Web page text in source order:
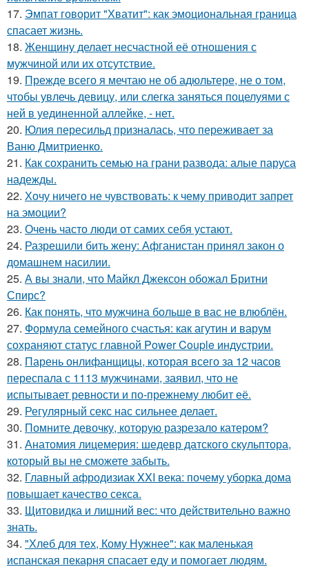
17. Эмпат говорит "Хватит": как эмоциональная граница
спасает жизнь.
18. Женщину делает несчастной её отношения с
мужчиной или их отсутствие.
19. Прежде всего я мечтаю не об адюльтере, не о том,
чтобы увлечь девицу, или слегка заняться поцелуями с
ней в уединенной аллейке, - нет.
20. Юлия пересильд призналась, что переживает за
Ваню Дмитриенко.
21. Как сохранить семью на грани развода: алые паруса
надежды.
22. Хочу ничего не чувствовать: к чему приводит запрет
на эмоции?
23. Очень часто люди от самих себя устают.
24. Разрешили бить жену: Афганистан принял закон о
домашнем насилии.
25. А вы знали, что Майкл Джексон обожал Бритни
Спирс?
26. Как понять, что мужчина больше в вас не влюблён.
27. Формула семейного счастья: как агутин и варум
сохраняют статус главной Power Couple индустрии.
28. Парень онлифанщицы, которая всего за 12 часов
переспала с 1113 мужчинами, заявил, что не
испытывает ревности и по-прежнему любит её.
29. Регулярный секс нас сильнее делает.
30. Помните девочку, которую разрезало катером?
31. Анатомия лицемерия: шедевр датского скульптора,
который вы не сможете забыть.
32. Главный афродизиак XXI века: почему уборка дома
повышает качество секса.
33. Щитовидка и лишний вес: что действительно важно
знать.
34. "Хлеб для тех, Кому Нужнее": как маленькая
испанская пекарня спасает еду и помогает людям.